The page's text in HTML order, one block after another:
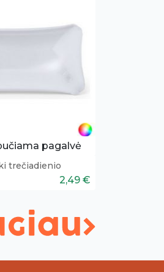
pagalvė
trečiadienio
2,49 €